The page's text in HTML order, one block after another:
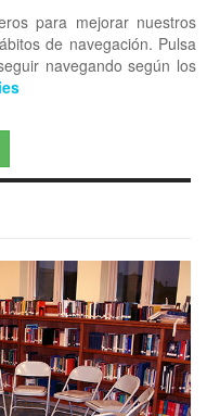
para mejorar nuestros
de navegación. Pulsa
navegando según los